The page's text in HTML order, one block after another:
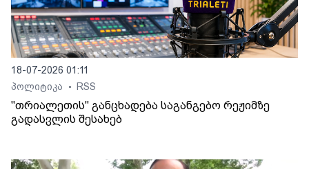
18-07-2026 01:11
პოლიტიკა
• RSS
"თრიალეთის" განცხადება საგანგებო რეჟიმზე
გადასვლის შესახებ